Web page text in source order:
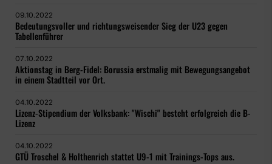
09.10.2022
Bedeutungsvoller und richtungsweisender Sieg der U23 gegen
Tabellenführer
07.10.2022
Aktionstag in Berg-Fidel: Borussia erstmalig mit Bewegungsangebot
in einem Stadtteil vor Ort.
04.10.2022
Lizenz-Stipendium der Volksbank: "Wischi" besteht erfolgreich die B-
Lizenz
04.10.2022
GTÜ Troschel & Holthenrich stattet U9-1 mit Trainings-Tops aus.